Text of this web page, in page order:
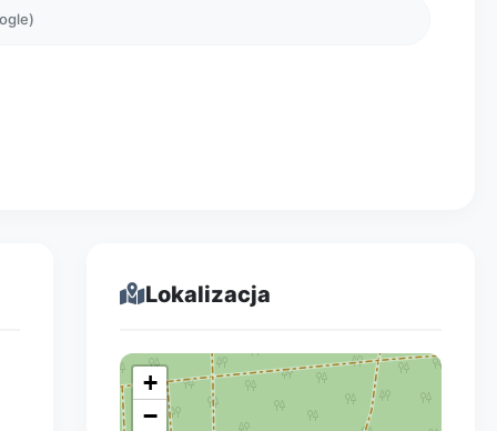
Lokalizacja
+
−